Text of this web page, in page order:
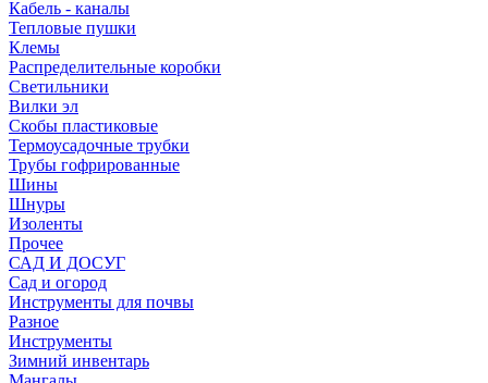
Кабель - каналы
Тепловые пушки
Клемы
Распределительные коробки
Светильники
Вилки эл
Скобы пластиковые
Термоусадочные трубки
Трубы гофрированные
Шины
Шнуры
Изоленты
Прочее
САД И ДОСУГ
Сад и огород
Инструменты для почвы
Разное
Инструменты
Зимний инвентарь